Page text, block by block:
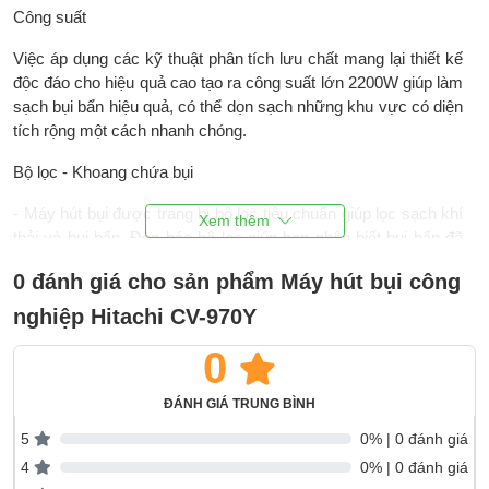
Công suất
Việc áp dụng các kỹ thuật phân tích lưu chất mang lại thiết kế
độc đáo cho hiệu quả cao tạo ra công suất lớn 2200W giúp làm
sạch bụi bẩn hiệu quả, có thể dọn sạch những khu vực có diện
tích rộng một cách nhanh chóng.
Bộ lọc - Khoang chứa bụi
- Máy hút bụi được trang bị bộ lọc tiêu chuẩn giúp lọc sạch khí
thải và bụi bẩn. Đèn báo bộ lọc giúp bạn nhận biết bụi bẩn đã
báo chuyển sang màu cam nghĩa là hộp chứa bụi đã đầy và
cần đổ bụi ra trước khi sử dụng.
- Dung tích hộp chứa bụi tới 21 lít tiện lợi để làm sạch các khu
vực có diện tích lớn như nhà xưởng nhỏ, trường học,... giúp
tiết kiệm thời gian vệ sinh.
Lưu ý: sản phẩm chỉ hút được bụi khô, không hút được bụi ướt
và các chất lỏng khác.
0 đánh giá cho sản phẩm Máy hút bụi công
nghiệp Hitachi CV-970Y
0
ĐÁNH GIÁ TRUNG BÌNH
5
0% | 0 đánh giá
4
0% | 0 đánh giá